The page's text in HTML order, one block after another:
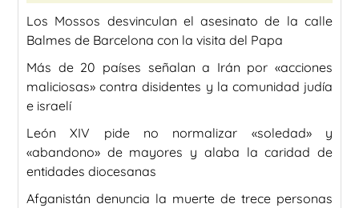
Los Mossos desvinculan el asesinato de la calle
Balmes de Barcelona con la visita del Papa
Más de 20 países señalan a Irán por «acciones
maliciosas» contra disidentes y la comunidad judía
e israelí
León XIV pide no normalizar «soledad» y
«abandono» de mayores y alaba la caridad de
entidades diocesanas
Afganistán denuncia la muerte de trece personas